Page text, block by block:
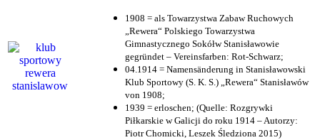
1908 = als Towarzystwa Zabaw Ruchowych
„Rewera“ Polskiego Towarzystwa
Gimnastycznego Sokółw Stanisławowie
gegründet – Vereinsfarben: Rot-Schwarz;
04.1914 = Namensänderung in Stanisławowski
Klub Sportowy (S. K. S.) „Rewera“ Stanisławów
von 1908;
1939 = erloschen; (Quelle: Rozgrywki
Piłkarskie w Galicji do roku 1914 – Autorzy:
Piotr Chomicki, Leszek Śledziona 2015)